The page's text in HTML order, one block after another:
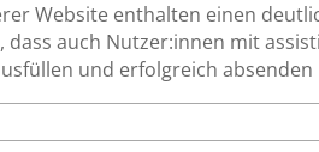
Website enthalten einen
auch Nutzer:innen mit
und erfolgreich absenden